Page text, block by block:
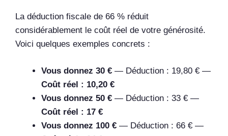
La déduction fiscale de 66 % réduit
considérablement le coût réel de votre générosité.
Voici quelques exemples concrets :
Vous donnez 30 € — Déduction : 19,80 € —
Coût réel : 10,20 €
Vous donnez 50 € — Déduction : 33 € —
Coût réel : 17 €
Vous donnez 100 € — Déduction : 66 € —